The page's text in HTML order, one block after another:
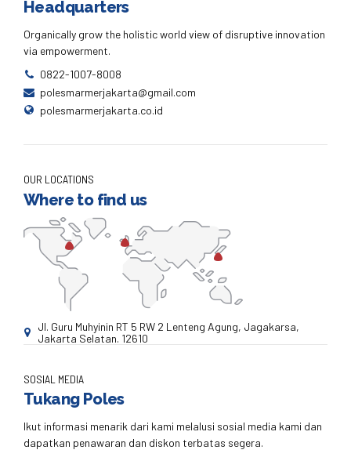
Headquarters
Organically grow the holistic world view of disruptive innovation
via empowerment.
0822-1007-8008
polesmarmerjakarta@gmail.com
polesmarmerjakarta.co.id
OUR LOCATIONS
Where to find us
Jl. Guru Muhyinin RT 5 RW 2 Lenteng Agung, Jagakarsa,
Jakarta Selatan. 12610
SOSIAL MEDIA
Tukang Poles
Ikut informasi menarik dari kami melalusi sosial media kami dan
dapatkan penawaran dan diskon terbatas segera.